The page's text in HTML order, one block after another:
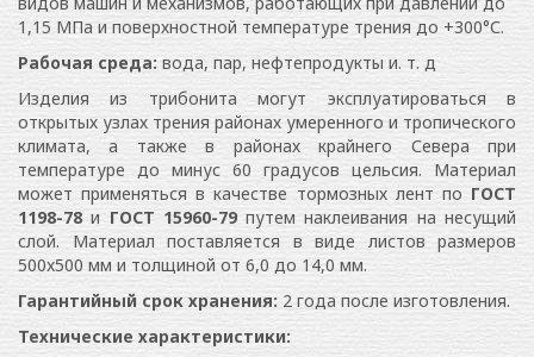
1,15 МПа и поверхностной температуре трения до +300°С.
Рабочая среда: вода, пар, нефтепродукты и. т. д
Изделия из трибонита могут эксплуатироваться в
открытых узлах трения районах умеренного и тропического
климата, а также в районах крайнего Севера при
температуре до минус 60 градусов цельсия. Материал
может применяться в качестве тормозных лент по ГОСТ
1198-78и ГОСТ 15960-79путем наклеивания на несущий
слой. Материал поставляется в виде листов размеров
500x500 мм и толщиной от 6,0 до 14,0 мм.
Гарантийный срок хранения: 2 года после изготовления.
Технические характеристики: